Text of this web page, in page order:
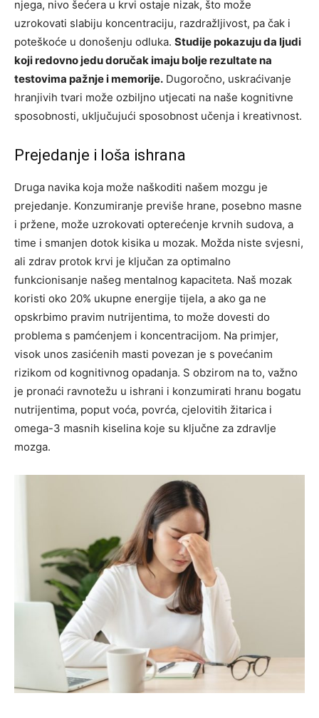
njega, nivo šećera u krvi ostaje nizak, što može
uzrokovati slabiju koncentraciju, razdražljivost, pa čak i
poteškoće u donošenju odluka. Studije pokazuju da ljudi
koji redovno jedu doručak imaju bolje rezultate na
testovima pažnje i memorije. Dugoročno, uskraćivanje
hranjivih tvari može ozbiljno utjecati na naše kognitivne
sposobnosti, uključujući sposobnost učenja i kreativnost.
Prejedanje i loša ishrana
Druga navika koja može naškoditi našem mozgu je
prejedanje. Konzumiranje previše hrane, posebno masne
i pržene, može uzrokovati opterećenje krvnih sudova, a
time i smanjen dotok kisika u mozak. Možda niste svjesni,
ali zdrav protok krvi je ključan za optimalno
funkcionisanje našeg mentalnog kapaciteta. Naš mozak
koristi oko 20% ukupne energije tijela, a ako ga ne
opskrbimo pravim nutrijentima, to može dovesti do
problema s pamćenjem i koncentracijom. Na primjer,
visok unos zasićenih masti povezan je s povećanim
rizikom od kognitivnog opadanja. S obzirom na to, važno
je pronaći ravnotežu u ishrani i konzumirati hranu bogatu
nutrijentima, poput voća, povrća, cjelovitih žitarica i
omega-3 masnih kiselina koje su ključne za zdravlje
mozga.